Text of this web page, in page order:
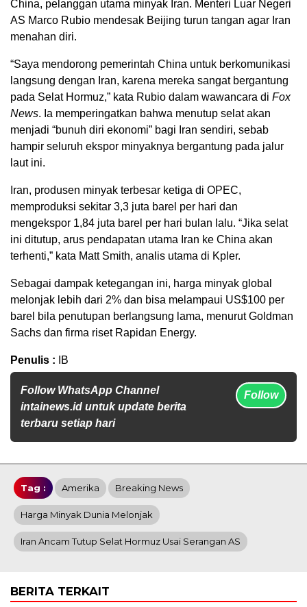
China, pelanggan utama minyak Iran. Menteri Luar Negeri
AS Marco Rubio mendesak Beijing turun tangan agar Iran
menahan diri.
“Saya mendorong pemerintah China untuk berkomunikasi
langsung dengan Iran, karena mereka sangat bergantung
pada Selat Hormuz,” kata Rubio dalam wawancara di Fox
News. Ia memperingatkan bahwa menutup selat akan
menjadi “bunuh diri ekonomi” bagi Iran sendiri, sebab
hampir seluruh ekspor minyaknya bergantung pada jalur
laut ini.
Iran, produsen minyak terbesar ketiga di OPEC,
memproduksi sekitar 3,3 juta barel per hari dan
mengekspor 1,84 juta barel per hari bulan lalu. “Jika selat
ini ditutup, arus pendapatan utama Iran ke China akan
terhenti,” kata Matt Smith, analis utama di Kpler.
Sebagai dampak ketegangan ini, harga minyak global
melonjak lebih dari 2% dan bisa melampaui US$100 per
barel bila penutupan berlangsung lama, menurut Goldman
Sachs dan firma riset Rapidan Energy.
Penulis : IB
Follow WhatsApp Channel
intainews.id untuk update berita
terbaru setiap hari
Follow
Tag : Amerika Breaking News
Harga Minyak Dunia Melonjak
Iran Ancam Tutup Selat Hormuz Usai Serangan AS
BERITA TERKAIT